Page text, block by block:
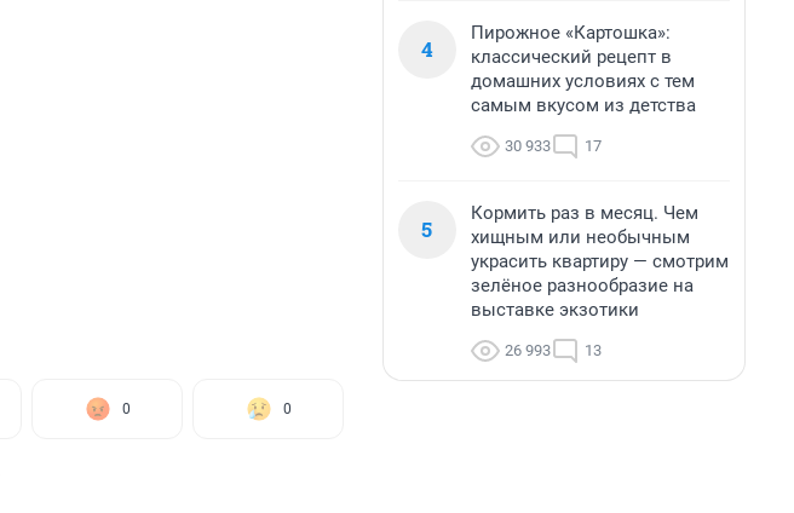
0 0
4
Пирожное «Картошка»:
классический рецепт в
домашних условиях с тем
самым вкусом из детства
30 933 17
5
Кормить раз в месяц. Чем
хищным или необычным
украсить квартиру — смотрим
зелёное разнообразие на
выставке экзотики
26 993 13